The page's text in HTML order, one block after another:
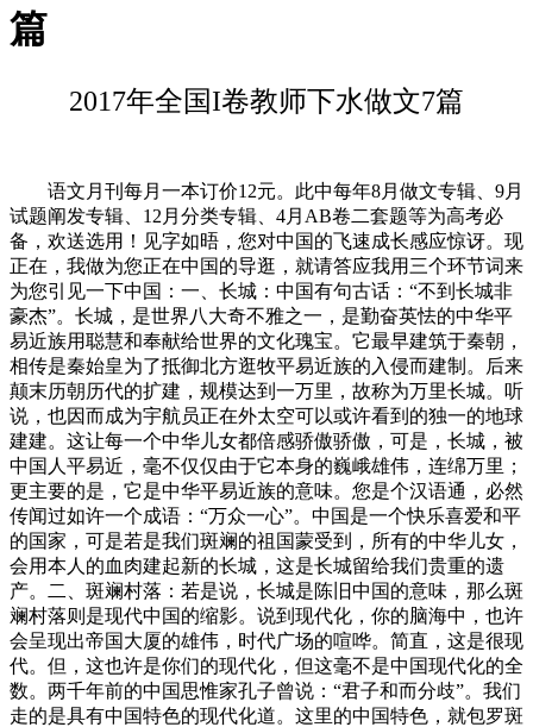
篇
2017年全国I卷教师下水做文7篇
语文月刊每月一本订价12元。此中每年8月做文专辑、9月
试题阐发专辑、12月分类专辑、4月AB卷二套题等为高考必
备，欢送选用！见字如晤，您对中国的飞速成长感应惊讶。现
正在，我做为您正在中国的导逛，就请答应我用三个环节词来
为您引见一下中国：一、长城：中国有句古话：“不到长城非
豪杰”。长城，是世界八大奇不雅之一，是勤奋英怯的中华平
易近族用聪慧和奉献给世界的文化瑰宝。它最早建筑于秦朝，
相传是秦始皇为了抵御北方逛牧平易近族的入侵而建制。后来
颠末历朝历代的扩建，规模达到一万里，故称为万里长城。听
说，也因而成为宇航员正在外太空可以或许看到的独一的地球
建建。这让每一个中华儿女都倍感骄傲骄傲，可是，长城，被
中国人平易近，毫不仅仅由于它本身的巍峨雄伟，连绵万里；
更主要的是，它是中华平易近族的意味。您是个汉语通，必然
传闻过如许一个成语：“万众一心”。中国是一个快乐喜爱和平
的国家，可是若是我们斑斓的祖国蒙受到，所有的中华儿女，
会用本人的血肉建起新的长城，这是长城留给我们贵重的遗
产。二、斑斓村落：若是说，长城是陈旧中国的意味，那么斑
斓村落则是现代中国的缩影。说到现代化，你的脑海中，也许
会呈现出帝国大厦的雄伟，时代广场的喧哗。简直，这是很现
代。但，这也许是你们的现代化，但这毫不是中国现代化的全
数。两千年前的中国思惟家孔子曾说：“君子和而分歧”。我们
走的是具有中国特色的现代化道。这里的中国特色，就包罗斑